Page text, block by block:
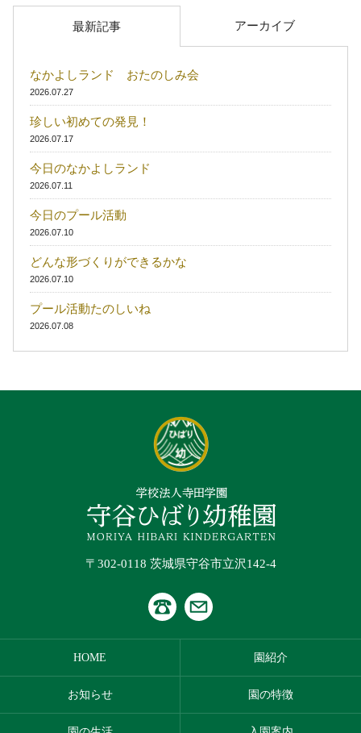
最新記事 アーカイブ
なかよしランド おたのしみ会
2026.07.27
珍しい初めての発見！
2026.07.17
今日のなかよしランド
2026.07.11
今日のプール活動
2026.07.10
どんな形づくりができるかな
2026.07.10
プール活動たのしいね
2026.07.08
〒302-0118 茨城県守谷市立沢142-4
HOME 園紹介
お知らせ 園の特徴